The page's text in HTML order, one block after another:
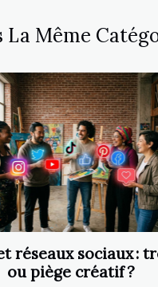
La Même
réseaux sociaux :
ou piège créatif ?